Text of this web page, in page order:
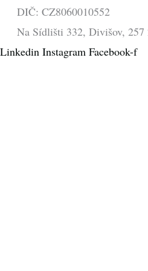
DIČ: CZ8060010552
Na Sídlišti 332, Divišov, 257
Linkedin Instagram Facebook-f